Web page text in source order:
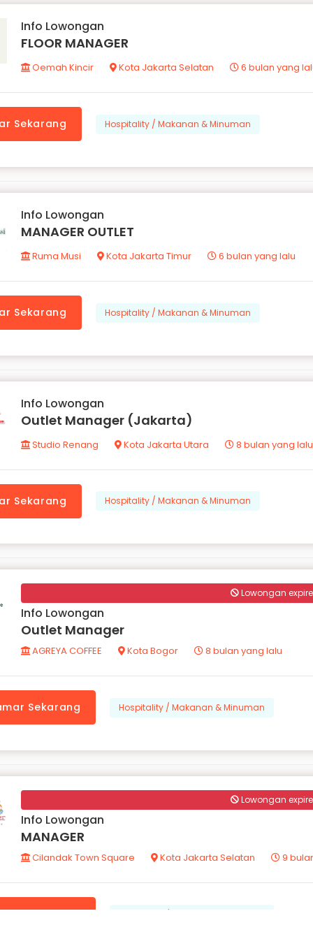
Info Lowongan
FLOOR MANAGER
Oemah Kincir Kota Jakarta Selatan 6 bulan yang
Sekarang Hospitality / Makanan & Minuman
Info Lowongan
MANAGER OUTLET
Ruma Musi Kota Jakarta Timur 6 bulan yang lalu
Sekarang Hospitality / Makanan & Minuman
Info Lowongan
Outlet Manager (Jakarta)
Studio Renang Kota Jakarta Utara 8 bulan yang lalu
Sekarang Hospitality / Makanan & Minuman
Lowongan
Info Lowongan
Outlet Manager
AGREYA COFFEE Kota Bogor 8 bulan yang lalu
Sekarang Hospitality / Makanan & Minuman
Lowongan
Info Lowongan
MANAGER
Cilandak Town Square Kota Jakarta Selatan 9
Sekarang